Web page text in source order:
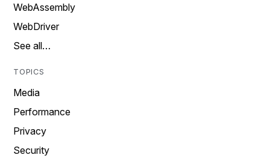
WebAssembly
WebDriver
See all…
TOPICS
Media
Performance
Privacy
Security